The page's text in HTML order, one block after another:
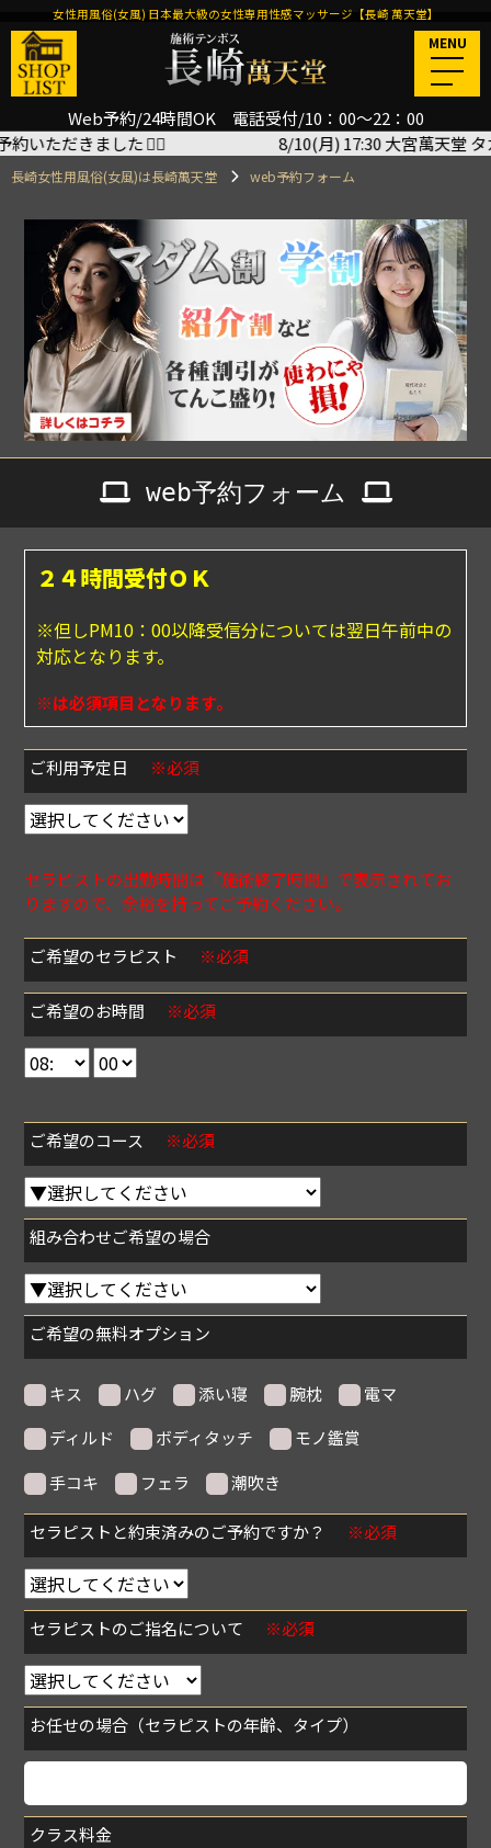
Web予約/24時間OK 電話受付/10：00～22：00
女性用風俗(女風) 日本最大級の女性専用性感マッサージ【長崎 萬天堂】
MENU
長崎女性用風俗(女風)は長崎萬天堂 web予約フォーム
ました🙇‍♂️ 8/10(月) 17:30 大宮萬天堂 タカユキさ
web予約フォーム
２４時間受付ＯＫ
※但しPM10：00以降受信分については翌日午前中の
対応となります。
※は必須項目となります。
ご利用予定日 ※必須
セラピストの出勤時間は『施術終了時間』で表示されてお
りますので、余裕を持ってご予約ください。
ご希望のセラピスト ※必須
ご希望のお時間 ※必須
ご希望のコース ※必須
組み合わせご希望の場合
ご希望の無料オプション
キス ハグ 添い寝 腕枕
電マ
ディルド
ボディタッチ
モノ鑑賞
手コキ
フェラ 潮吹き
セラピストと約束済みのご予約ですか？ ※必須
セラピストのご指名について ※必須
お任せの場合（セラピストの年齢、タイプ）
クラス料金